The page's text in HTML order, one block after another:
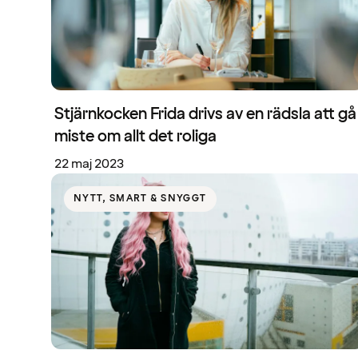
Stjärnkocken Frida drivs av en rädsla att gå
miste om allt det roliga
22 maj 2023
NYTT, SMART & SNYGGT